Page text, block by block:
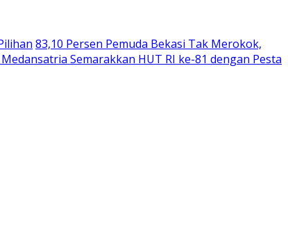
83,10 Persen Pemuda Bekasi Tak Merokok,
Semarakkan HUT RI ke-81 dengan Pesta